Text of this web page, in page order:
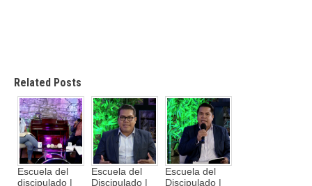
Related Posts
Escuela del
discipulado |
Escuela del
Discipulado |
Escuela del
Discipulado |